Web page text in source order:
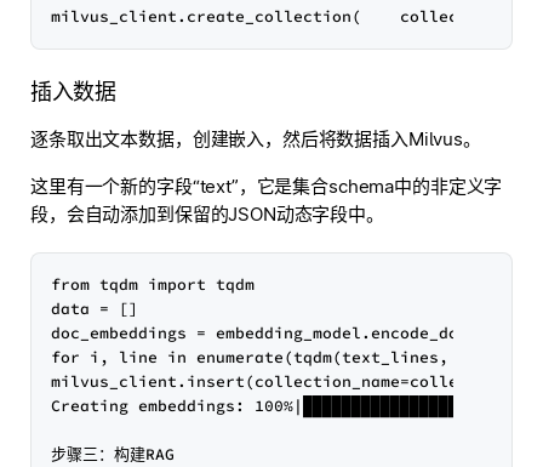
插入数据
逐条取出文本数据，创建嵌入，然后将数据插入Milvus。
这里有一个新的字段“text”，它是集合schema中的非定义字
段，会自动添加到保留的JSON动态字段中。
from tqdm import tqdm
data = []
doc_embeddings =
for i, line in enumerate(tqdm(text_lines,
Creating embeddings: